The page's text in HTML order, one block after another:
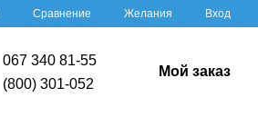
Сравнение Желания Вход
067 340 81-55
(800) 301-052
Мой заказ